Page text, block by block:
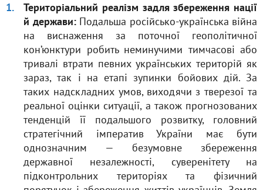
Територіальний реалізм задля збереження нації
й держави: Подальша російсько-українська війна
на виснаження за поточної геополітичної
кон’юнктури робить неминучими тимчасові або
тривалі втрати певних українських територій як
зараз, так і на етапі зупинки бойових дій. За
таких надскладних умов, виходячи з тверезої та
реальної оцінки ситуації, а також прогнозованих
тенденцій її подальшого розвитку, головний
стратегічний імператив України має бути
однозначним — безумовне збереження
державної незалежності, суверенітету на
підконтрольних територіях та фізичний